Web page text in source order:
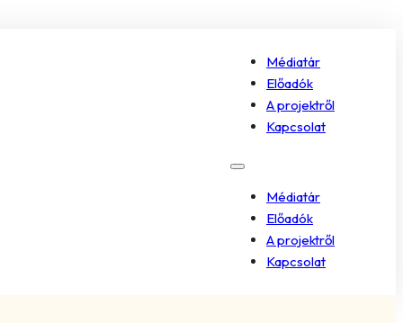
Médiatár
Előadók
A projektről
Kapcsolat
Médiatár
Előadók
A projektről
Kapcsolat